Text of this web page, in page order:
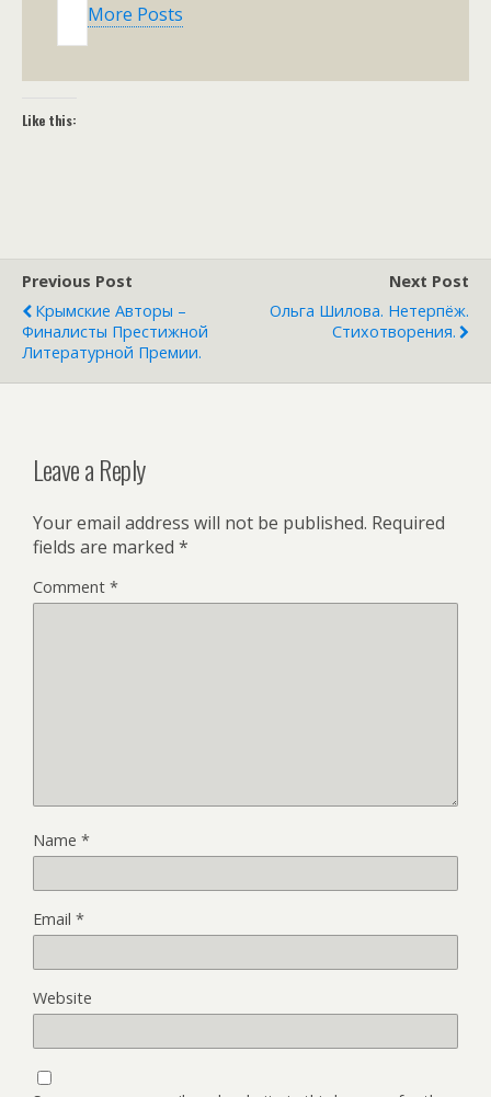
More Posts
Like this:
Previous Post
Крымские Авторы –
Финалисты Престижной
Литературной Премии.
Next Post
Ольга Шилова. Нетерпёж.
Стихотворения.
Leave a Reply
Your email address will not be published. Required
fields are marked *
Comment *
Name *
Email *
Website